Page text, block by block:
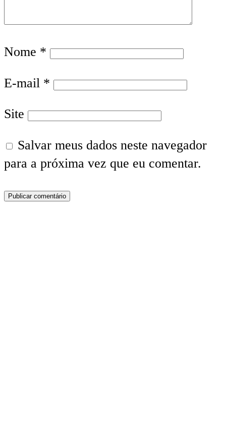
Nome *
E-mail *
Site
Salvar meus dados neste navegador
para a próxima vez que eu comentar.